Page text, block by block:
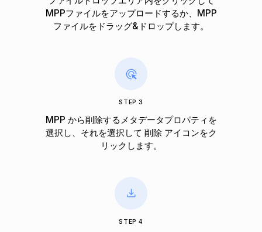
MPPファイルをアップロードするか、MPP
ファイルをドラッグ&ドロップします。
STEP 3
MPP から削除するメタデータプロパティを
選択し、それを選択して 削除 アイコンをク
リックします。
STEP 4